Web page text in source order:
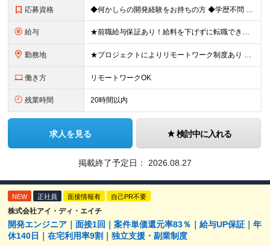
応募資格 ◆何かしらの開発経験をお持ちの方 ◆学歴不問 ◆20代～40代活躍中 ◆こんな方にピッタリです ・会社のルールに縛られず、柔軟に働きたい ・自分の意見を聞いてくれる環境を探している ・安定した経営基
給与 ★前職給与保証あり！給料を下げずに転職できます 月給26万～50万円 ＋ 賞与年2回 ＋諸手当あり ※経験・能力を考慮の上、当社規定により決定します ※上記金額には40時間分の固定残業代(59,9
勤務地 ★プロジェクトによりリモートワーク制度あり 東京都内、または1都3県のクライアント先 ※ご希望や居住地、スキルを考慮の上、参画プロジェクトを決定します。 ※転居を伴う転勤はありません。 【本社】
働き方 リモートワークOK
残業時間 20時間以内
求人を見る 検討中に入れる
掲載終了予定日： 2026.08.27
NEW 正社員 面接情報有 自己PR不要
株式会社アイ・ディ・エイチ
開発エンジニア｜面接1回｜案件単価還元率83％｜給与UP保証｜年
休140日｜在宅利用率9割｜独立支援・副業制度